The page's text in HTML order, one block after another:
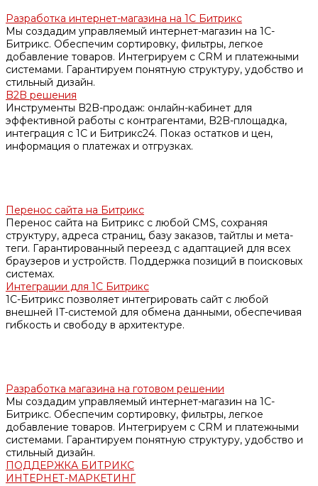
Разработка интернет-магазина на 1С Битрикс
Мы создадим управляемый интернет-магазин на 1С-
Битрикс. Обеспечим сортировку, фильтры, легкое
добавление товаров. Интегрируем с CRM и платежными
системами. Гарантируем понятную структуру, удобство и
стильный дизайн.
B2B решения
Инструменты B2B-продаж: онлайн-кабинет для
эффективной работы с контрагентами, B2B-площадка,
интеграция с 1С и Битрикс24. Показ остатков и цен,
информация о платежах и отгрузках.
Перенос сайта на Битрикс
Перенос сайта на Битрикс с любой CMS, сохраняя
структуру, адреса страниц, базу заказов, тайтлы и мета-
теги. Гарантированный переезд с адаптацией для всех
браузеров и устройств. Поддержка позиций в поисковых
системах.
Интеграции для 1С Битрикс
1С-Битрикс позволяет интегрировать сайт с любой
внешней IT-системой для обмена данными, обеспечивая
гибкость и свободу в архитектуре.
Разработка магазина на готовом решении
Мы создадим управляемый интернет-магазин на 1С-
Битрикс. Обеспечим сортировку, фильтры, легкое
добавление товаров. Интегрируем с CRM и платежными
системами. Гарантируем понятную структуру, удобство и
стильный дизайн.
ПОДДЕРЖКА БИТРИКС
ИНТЕРНЕТ-МАРКЕТИНГ